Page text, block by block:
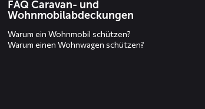
FAQ Caravan- und
Wohnmobilabdeckungen
Warum ein Wohnmobil schützen?
Warum einen Wohnwagen schützen?